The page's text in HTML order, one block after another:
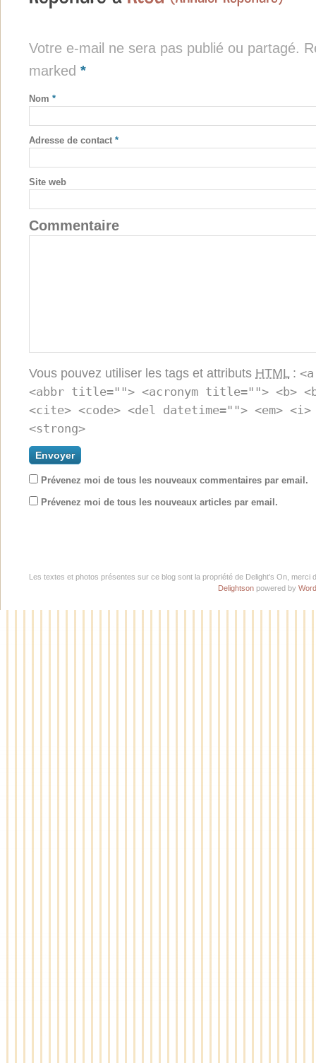
Votre e-mail ne sera pas publié ou partagé.
marked *
Nom *
Adresse de contact *
Site web
Commentaire
Vous pouvez utiliser les tags et attributs HTML:
<abbr title=""> <acronym title=""> <b>
<cite> <code> <del datetime=""> <em>
<strong>
Prévenez moi de tous les nouveaux commentaires par email.
Prévenez moi de tous les nouveaux articles par email.
Les textes et photos présentes sur ce blog sont la propriété de Delight's On,
Delightson powered by